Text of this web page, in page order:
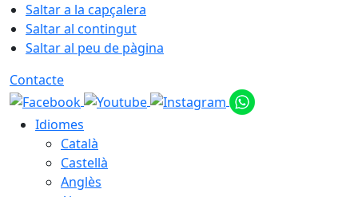
Saltar a la capçalera
Saltar al contingut
Saltar al peu de pàgina
Contacte
Idiomes
Català
Castellà
Anglès